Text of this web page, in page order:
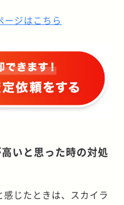
ージはこちら
いと思った時の対処
じたときは、スカイラ